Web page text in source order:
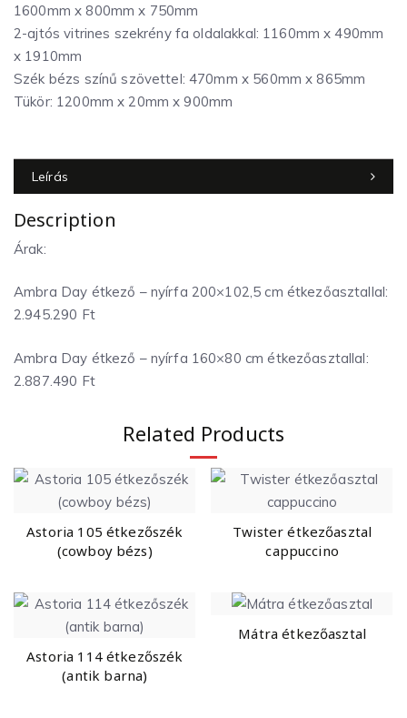
1600mm x 800mm x 750mm
2-ajtós vitrines szekrény fa oldalakkal: 1160mm x 490mm
x 1910mm
Szék bézs színű szövettel: 470mm x 560mm x 865mm
Tükör: 1200mm x 20mm x 900mm
Leírás
Description
Árak:
Ambra Day étkező – nyírfa 200×102,5 cm étkezőasztallal:
2.945.290 Ft
Ambra Day étkező – nyírfa 160×80 cm étkezőasztallal:
2.887.490 Ft
Related Products
Astoria 105 étkezőszék
(cowboy bézs)
Twister étkezőasztal
cappuccino
Astoria 114 étkezőszék
(antik barna)
Mátra étkezőasztal